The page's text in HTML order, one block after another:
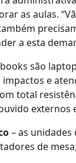
as aulas.
a esta
são
e
total
externos
– as
de